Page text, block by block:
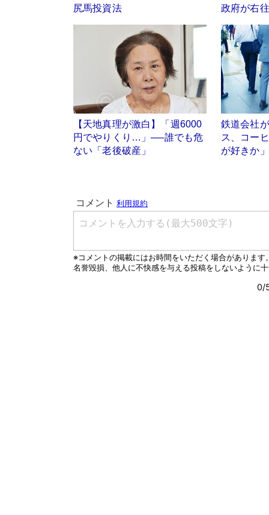
尻馬投資法
政府が右
【天地真理が激白】「週6000
円でやりくり…」──誰でも危
ない「老後破産」
鉄道会社
ス、コー
が好きか